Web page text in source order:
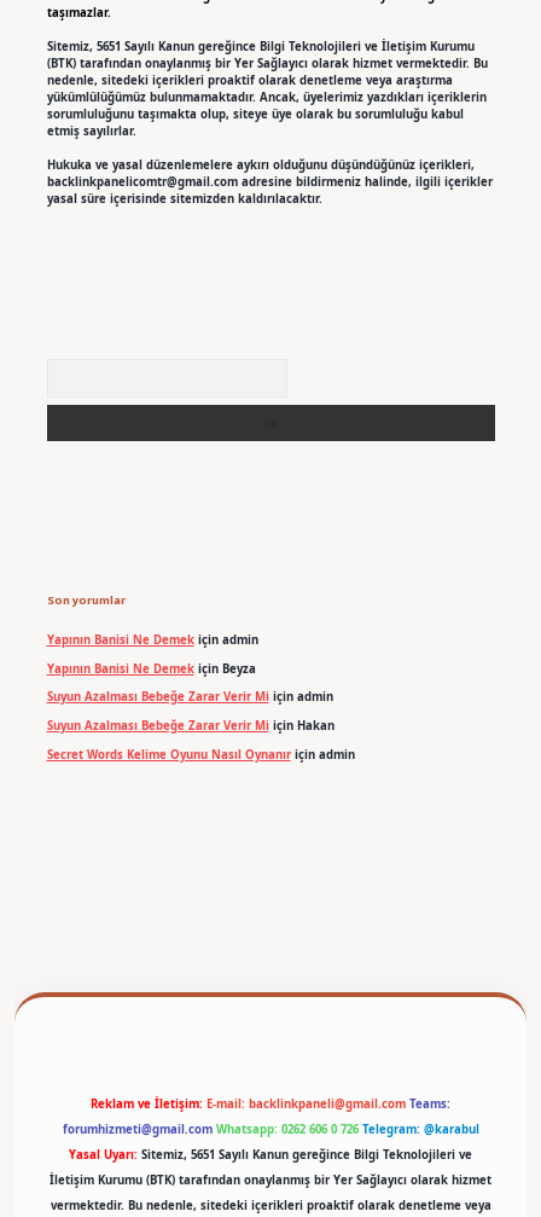
taşımazlar.
Sitemiz, 5651 Sayılı Kanun gereğince Bilgi Teknolojileri ve İletişim Kurumu
(BTK) tarafından onaylanmış bir Yer Sağlayıcı olarak hizmet vermektedir. Bu
nedenle, sitedeki içerikleri proaktif olarak denetleme veya araştırma
yükümlülüğümüz bulunmamaktadır. Ancak, üyelerimiz yazdıkları içeriklerin
sorumluluğunu taşımakta olup, siteye üye olarak bu sorumluluğu kabul
etmiş sayılırlar.
Hukuka ve yasal düzenlemelere aykırı olduğunu düşündüğünüz içerikleri,
backlinkpanelicomtr@gmail.comadresine bildirmeniz halinde, ilgili içerikler
yasal süre içerisinde sitemizden kaldırılacaktır.
Son yorumlar
Yapının Banisi Ne Demekiçin admin
Yapının Banisi Ne Demekiçin Beyza
Suyun Azalması Bebeğe Zarar Verir Miiçin admin
Suyun Azalması Bebeğe Zarar Verir Miiçin Hakan
Secret Words Kelime Oyunu Nasıl Oynanıriçin admin
Reklam ve İletişim: E-mail: backlinkpaneli@gmail.com Teams:
forumhizmeti@gmail.com Whatsapp: 0262 606 0 726 Telegram: @karabul
Yasal Uyarı: Sitemiz, 5651 Sayılı Kanun gereğince Bilgi Teknolojileri ve
İletişim Kurumu (BTK) tarafından onaylanmış bir Yer Sağlayıcı olarak hizmet
vermektedir. Bu nedenle, sitedeki içerikleri proaktif olarak denetleme veya